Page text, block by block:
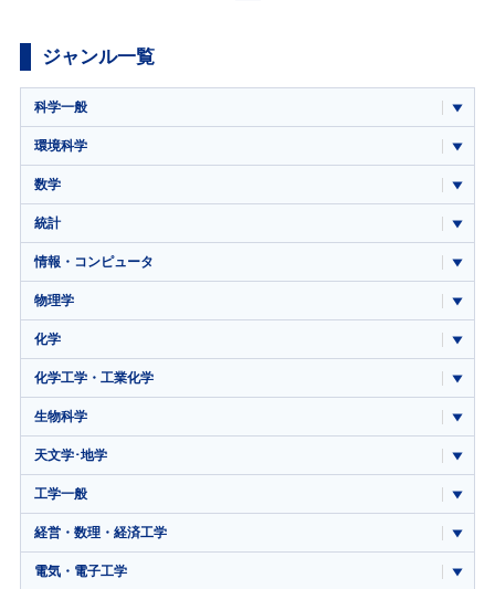
ジャンル一覧
科学一般
環境科学
数学
統計
情報・コンピュータ
物理学
化学
化学工学・工業化学
生物科学
天文学･地学
工学一般
経営・数理・経済工学
電気・電子工学